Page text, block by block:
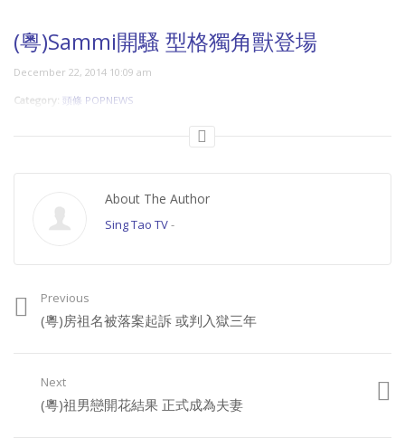
(粵)Sammi開騷 型格獨角獸登場
December 22, 2014 10:09 am
Category: 頭條 POPNEWS
About The Author
Sing Tao TV-
Previous
(粵)房祖名被落案起訴 或判入獄三年
Next
(粵)祖男戀開花結果 正式成為夫妻